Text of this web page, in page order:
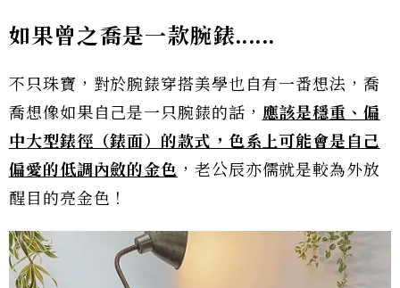
如果曾之喬是一款腕錶......
不只珠寶，對於腕錶穿搭美學也自有一番想法，喬
喬想像如果自己是一只腕錶的話， 應該是穩重、偏
中大型錶徑（錶面）的款式，色系上可能會是自己
偏愛的低調內斂的金色 ，老公辰亦儒就是較為外放
醒目的亮金色！